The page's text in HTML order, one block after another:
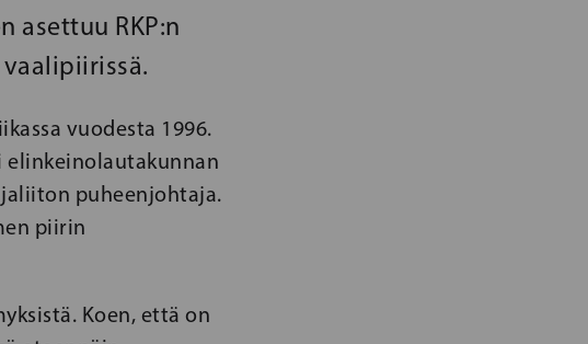
asettuu RKP:n
vuodesta 1996.
elinkeinolautakunnan
puheenjohtaja.
piirin
Koen, että on